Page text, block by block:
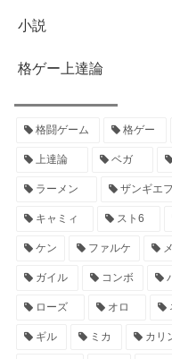
小説
格ゲー上達論
格闘ゲーム 格ゲー
上達論 ベガ
ラーメン ザンギエフ
キャミィ スト6
ケン ファルケ
ガイル コンボ
ローズ オロ
ギル ミカ カリ